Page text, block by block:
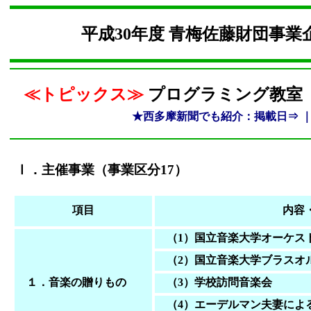
平成30年度 青梅佐藤財団事
≪トピックス≫プログラミング教室
★西多摩新聞でも紹介：掲載日⇒
Ⅰ．主催事業（事業区分17）
項目 内容
１．音楽の贈りもの
（1）国立音楽大学オーケス
（2）国立音楽大学ブラスオ
（3）学校訪問音楽会
（4）エーデルマン夫妻によ